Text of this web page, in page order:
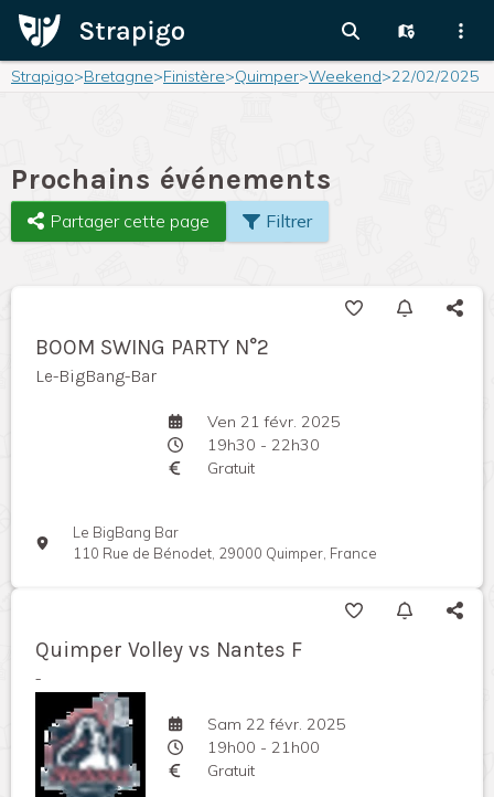
Strapigo>Bretagne>Finistère>Quimper>Weekend>22/02/2025
Prochains événements
Partager cette page Filtrer
BOOM SWING PARTY N°2
Le-BigBang-Bar
Ven 21 févr. 2025
19h30 - 22h30
Gratuit
Le BigBang Bar
110 Rue de Bénodet, 29000 Quimper, France
Quimper Volley vs Nantes F
-
Sam 22 févr. 2025
19h00 - 21h00
Gratuit